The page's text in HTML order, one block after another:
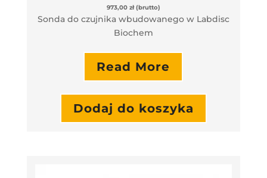
973,00 zł (brutto)
Sonda do czujnika wbudowanego w Labdisc
Biochem
Read More
Dodaj do koszyka